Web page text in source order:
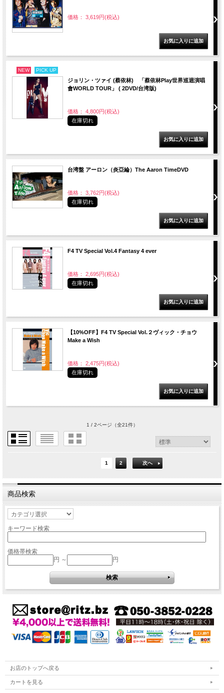
価格： 3,619円(税込)
NEW PICK UP
ジョリン・ツァイ (蔡依林) 「蔡依林Play世界巡迴演唱
會WORLD TOUR」 ( 2DVD/台湾版)
価格： 4,800円(税込)
在庫切れ
台湾盤 アーロン（炎亞綸）The Aaron TimeDVD
価格： 3,762円(税込)
在庫切れ
F4 TV Special Vol.4 Fantasy 4 ever
価格： 2,695円(税込)
在庫切れ
【10%OFF】F4 TV Special Vol.２ヴィック・チョウ
Make a Wish
価格： 2,475円(税込)
在庫切れ
1 / 2ページ（全21件）
1 2 次へ
商品検索
キーワード検索
価格帯検索
円 ～
円
お店のトップへ戻る
カートを見る